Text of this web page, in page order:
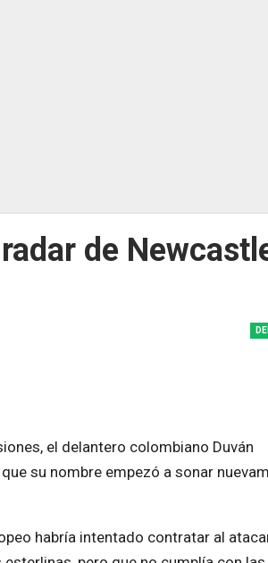
de
el delantero colombiano Duván
su nombre empezó a sonar
habría intentado contratar al